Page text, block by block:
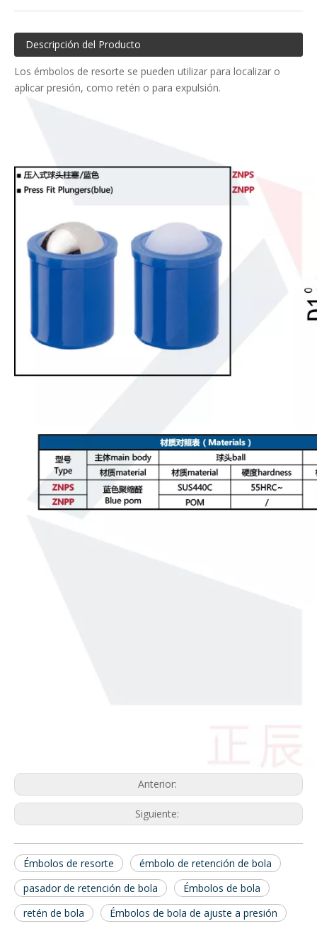
Descripción del Producto
Los émbolos de resorte se pueden utilizar para localizar o
aplicar presión, como retén o para expulsión.
Anterior:
Siguiente:
Émbolos de resorte
émbolo de retención de bola
pasador de retención de bola
Émbolos de bola
retén de bola
Émbolos de bola de ajuste a presión